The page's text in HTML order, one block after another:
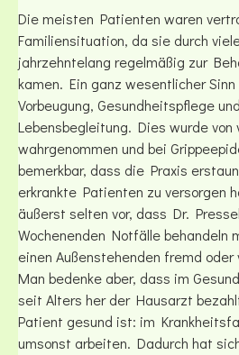
Die meisten Patienten waren
Familiensituation, da sie durch
jahrzehntelang regelmäßig zur
kamen. Ein ganz wesentlicher
Vorbeugung, Gesundheitspflege
Lebensbegleitung. Dies wurde
wahrgenommen und bei
bemerkbar, dass die Praxis
erkrankte Patienten zu versorgen
äußerst selten vor, dass Dr.
Wochenenden Notfälle behandeln
einen Außenstehenden fremd oder
Man bedenke aber, dass im
seit Alters her der Hausarzt
Patient gesund ist: im
umsonst arbeiten. Dadurch hat